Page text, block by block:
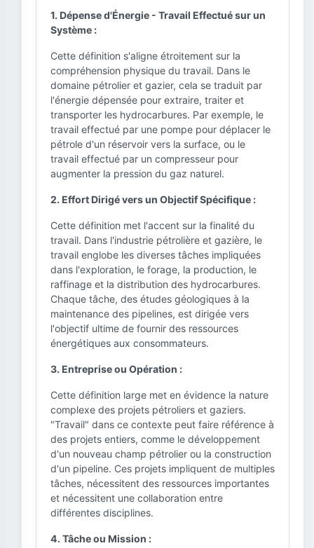
1. Dépense d'Énergie - Travail Effectué sur un
Système :
Cette définition s'aligne étroitement sur la
compréhension physique du travail. Dans le
domaine pétrolier et gazier, cela se traduit par
l'énergie dépensée pour extraire, traiter et
transporter les hydrocarbures. Par exemple, le
travail effectué par une pompe pour déplacer le
pétrole d'un réservoir vers la surface, ou le
travail effectué par un compresseur pour
augmenter la pression du gaz naturel.
2. Effort Dirigé vers un Objectif Spécifique :
Cette définition met l'accent sur la finalité du
travail. Dans l'industrie pétrolière et gazière, le
travail englobe les diverses tâches impliquées
dans l'exploration, le forage, la production, le
raffinage et la distribution des hydrocarbures.
Chaque tâche, des études géologiques à la
maintenance des pipelines, est dirigée vers
l'objectif ultime de fournir des ressources
énergétiques aux consommateurs.
3. Entreprise ou Opération :
Cette définition large met en évidence la nature
complexe des projets pétroliers et gaziers.
"Travail" dans ce contexte peut faire référence à
des projets entiers, comme le développement
d'un nouveau champ pétrolier ou la construction
d'un pipeline. Ces projets impliquent de multiples
tâches, nécessitent des ressources importantes
et nécessitent une collaboration entre
différentes disciplines.
4. Tâche ou Mission :